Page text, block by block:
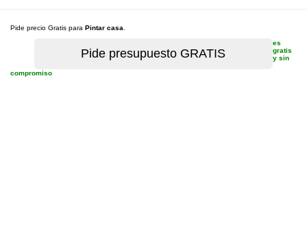
Pide precio Gratis para Pintar casa
es
gratis
y sin
compromiso